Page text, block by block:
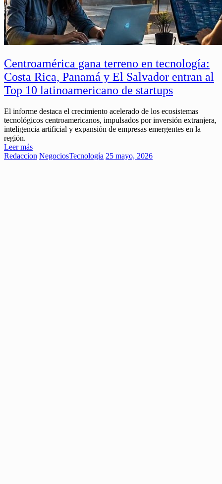
Centroamérica gana terreno en tecnología:
Costa Rica, Panamá y El Salvador entran al
Top 10 latinoamericano de startups
El informe destaca el crecimiento acelerado de los ecosistemas
tecnológicos centroamericanos, impulsados por inversión extranjera,
inteligencia artificial y expansión de empresas emergentes en la
región.
Leer más
Redaccion NegociosTecnología 25 mayo, 2026